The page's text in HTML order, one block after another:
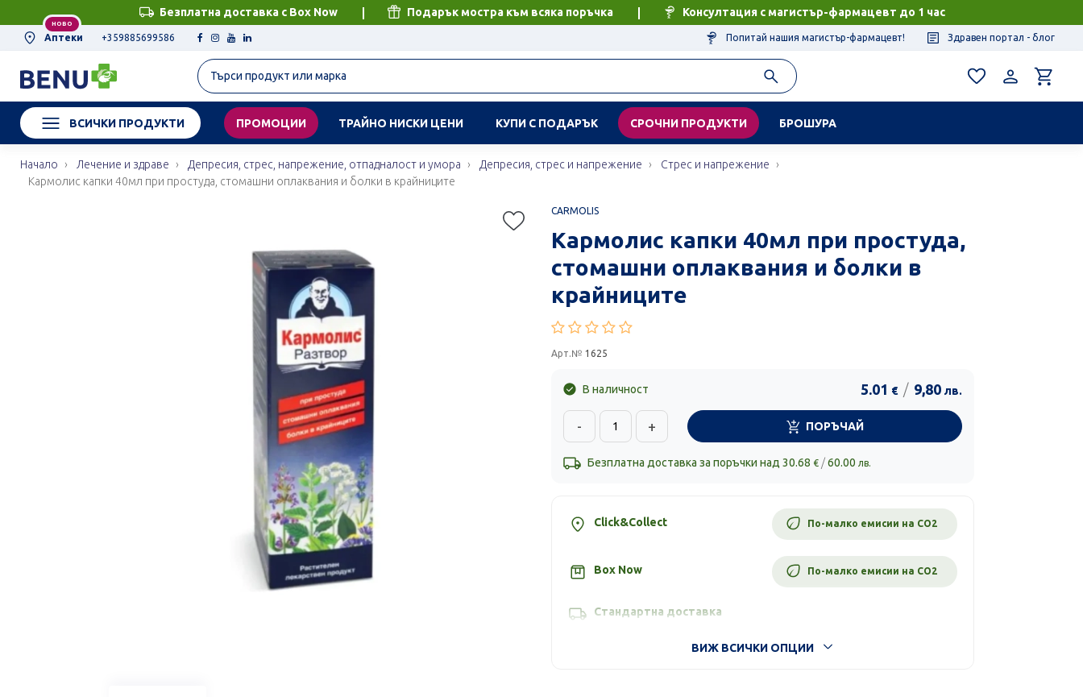
Безплатна доставка с Box Now Подарък мостра към всяка поръчка Консултация с магистър-фармацевт до 1 час
НОВО
Аптеки +359885699586 Попитай нашия магистър-фармацевт! Здравен портал - блог
ВСИЧКИ ПРОДУКТИ ПРОМОЦИИ ТРАЙНО НИСКИ ЦЕНИ КУПИ С ПОДАРЪК СРОЧНИ ПРОДУКТИ БРОШУРА
Начало Лечение и здраве Депресия, стрес, напрежение, отпадналост и умора Депресия, стрес и напрежение
Стрес и напрежение
Кармолис капки 40мл при простуда, стомашни оплаквания и болки в крайниците
CARMOLIS
Кармолис капки 40мл при простуда,
стомашни оплаквания и болки в
крайниците
Арт.№ 1625
В наличност 5.01 € / 9,80 лв.
- + ПОРЪЧАЙ
Безплатна доставка за поръчки над 30.68 € /60.00 лв.
Click&Collect По-малко емисии на CO2
Box Now По-малко емисии на CO2
Стандартна доставка
ВИЖ ВСИЧКИ ОПЦИИ